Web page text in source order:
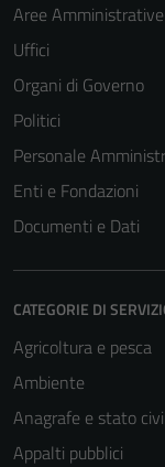
Aree Amministrative
Uffici
Organi di Governo
Politici
Personale
Enti e Fondazioni
Documenti e Dati
CATEGORIE DI
Agricoltura e pesca
Ambiente
Anagrafe e stato
Appalti pubblici